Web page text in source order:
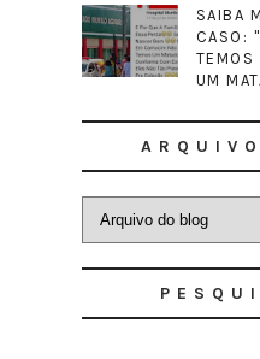
SAIBA
CASO:
TEMOS
UM